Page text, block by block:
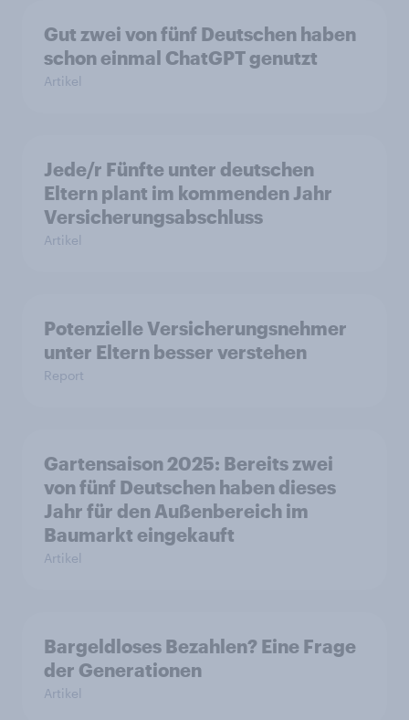
Gut zwei von fünf Deutschen haben
schon einmal ChatGPT genutzt
Artikel
Jede/r Fünfte unter deutschen
Eltern plant im kommenden Jahr
Versicherungsabschluss
Artikel
Potenzielle Versicherungsnehmer
unter Eltern besser verstehen
Report
Gartensaison 2025: Bereits zwei
von fünf Deutschen haben dieses
Jahr für den Außenbereich im
Baumarkt eingekauft
Artikel
Bargeldloses Bezahlen? Eine Frage
der Generationen
Artikel